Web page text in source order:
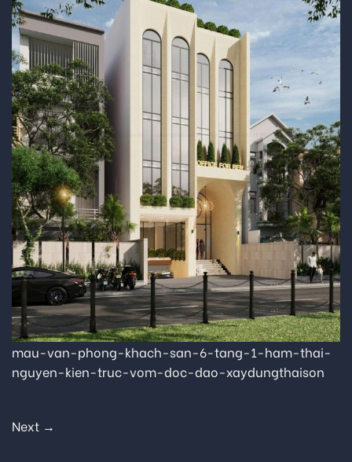
mau-van-phong-khach-san-6-tang-1-ham-thai-
nguyen-kien-truc-vom-doc-dao-xaydungthaison
Next →